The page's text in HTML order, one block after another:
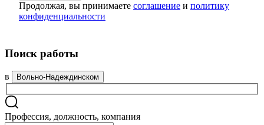
Продолжая, вы принимаете соглашение и политику
конфиденциальности
Поиск работы
в Вольно-Надеждинском
Профессия, должность, компания